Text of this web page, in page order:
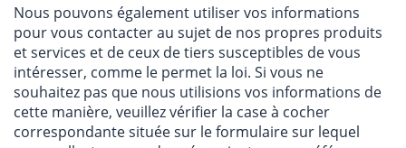
Nous pouvons également utiliser vos informations
pour vous contacter au sujet de nos propres produits
et services et de ceux de tiers susceptibles de vous
intéresser, comme le permet la loi. Si vous ne
souhaitez pas que nous utilisions vos informations de
cette manière, veuillez vérifier la case à cocher
correspondante située sur le formulaire sur lequel